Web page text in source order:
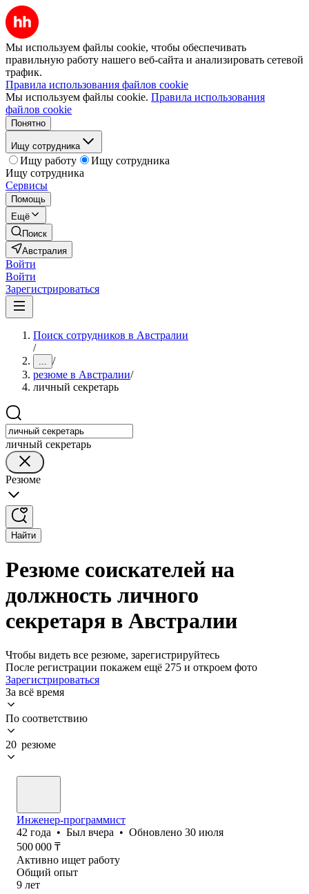
Мы используем файлы cookie, чтобы обеспечивать
правильную работу нашего веб-сайта и анализировать сетевой
трафик.
Правила использования файлов cookie
Мы используем файлы cookie. Правила использования
файлов cookie
Понятно
Ищу сотрудника
Ищу работу
Ищу сотрудника
Ищу сотрудника
Сервисы
Помощь
Ещё
Поиск
Австралия
Войти
Войти
Зарегистрироваться
Поиск сотрудников в Австралии
/
... /
резюме в Австралии/
личный секретарь
личный секретарь
Резюме
Найти
Резюме соискателей на
должность личного
секретаря в Австралии
Чтобы видеть все резюме, зарегистрируйтесь
После регистрации покажем ещё 275 и откроем фото
Зарегистрироваться
За всё время
По соответствию
20 резюме
Инженер-программист
42 года • Был вчера • Обновлено 30 июля
500 000 ₸
Активно ищет работу
Общий опыт
9 лет